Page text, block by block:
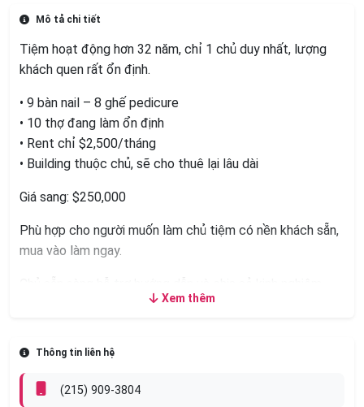
Mô tả chi tiết
Tiệm hoạt động hơn 32 năm, chỉ 1 chủ duy nhất, lượng
khách quen rất ổn định.
• 9 bàn nail – 8 ghế pedicure
• 10 thợ đang làm ổn định
• Rent chỉ $2,500/tháng
• Building thuộc chủ, sẽ cho thuê lại lâu dài
Giá sang: $250,000
Phù hợp cho người muốn làm chủ tiệm có nền khách sẵn,
mua vào làm ngay.
Vui lòng text vì bận không nghe phone.
Xem thêm
Thông tin liên hệ
(215) 909-3804